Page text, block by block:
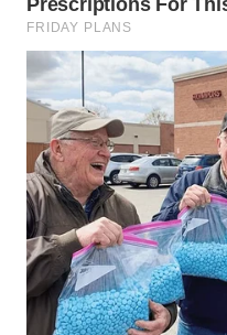
CIANJUR
WN
KEPULAUAN
SERIBU
WN
TANGERANG
WN
BINJAI